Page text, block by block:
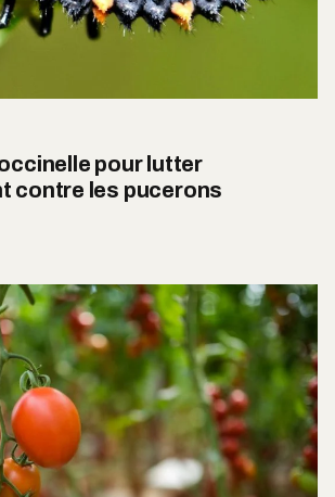
pour lutter
contre les pucerons